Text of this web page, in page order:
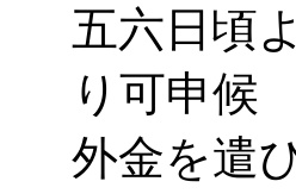
五六日頃
り可申候
外金を遣